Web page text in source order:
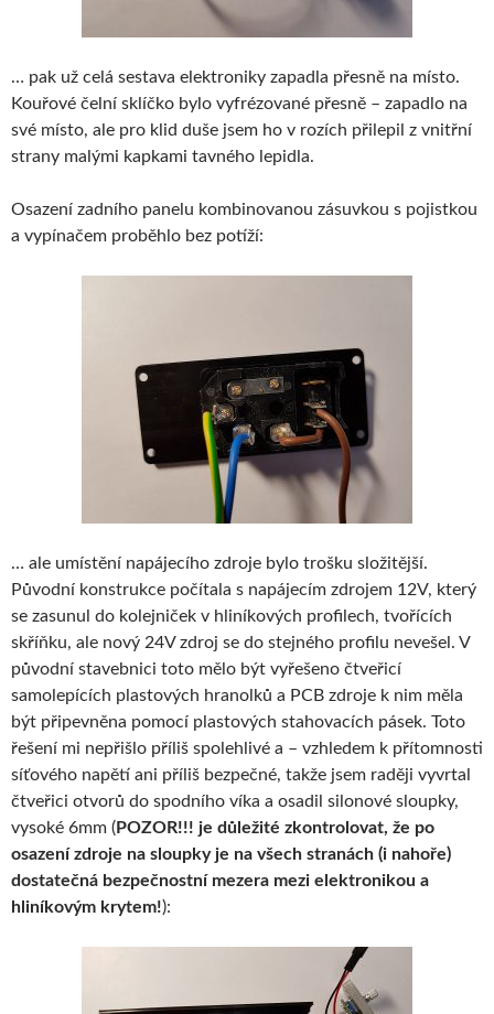
… pak už celá sestava elektroniky zapadla přesně na místo.
Kouřové čelní sklíčko bylo vyfrézované přesně – zapadlo na
své místo, ale pro klid duše jsem ho v rozích přilepil z vnitřní
strany malými kapkami tavného lepidla.
Osazení zadního panelu kombinovanou zásuvkou s pojistkou
a vypínačem proběhlo bez potíží:
… ale umístění napájecího zdroje bylo trošku složitější.
Původní konstrukce počítala s napájecím zdrojem 12V, který
se zasunul do kolejniček v hliníkových profilech, tvořících
skříňku, ale nový 24V zdroj se do stejného profilu nevešel. V
původní stavebnici toto mělo být vyřešeno čtveřicí
samolepících plastových hranolků a PCB zdroje k nim měla
být připevněna pomocí plastových stahovacích pásek. Toto
řešení mi nepřišlo příliš spolehlivé a – vzhledem k přítomnosti
síťového napětí ani příliš bezpečné, takže jsem raději vyvrtal
čtveřici otvorů do spodního víka a osadil silonové sloupky,
vysoké 6mm (POZOR!!! je důležité zkontrolovat, že po
osazení zdroje na sloupky je na všech stranách (i nahoře)
dostatečná bezpečnostní mezera mezi elektronikou a
hliníkovým krytem!):